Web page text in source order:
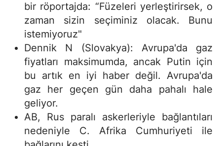
bir röportajda: “Füzeleri yerleştirirsek, o
zaman sizin seçiminiz olacak. Bunu
istemiyoruz"
Dennik N (Slovakya): Avrupa'da gaz
fiyatları maksimumda, ancak Putin için
bu artık en iyi haber değil. Avrupa'da
gaz her geçen gün daha pahalı hale
geliyor.
AB, Rus paralı askerleriyle bağlantıları
nedeniyle C. Afrika Cumhuriyeti ile